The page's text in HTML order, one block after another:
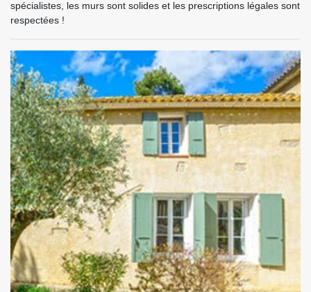
spécialistes, les murs sont solides et les prescriptions légales sont
respectées !